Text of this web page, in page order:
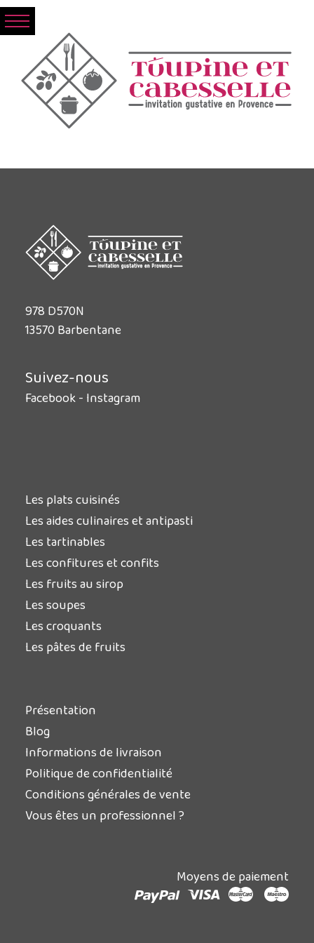
978 D570N
13570 Barbentane
Suivez-nous
Facebook- Instagram
Les plats cuisinés
Les aides culinaires et antipasti
Les tartinables
Les confitures et confits
Les fruits au sirop
Les soupes
Les croquants
Les pâtes de fruits
Présentation
Blog
Informations de livraison
Politique de confidentialité
Conditions générales de vente
Vous êtes un professionnel ?
Moyens de paiement